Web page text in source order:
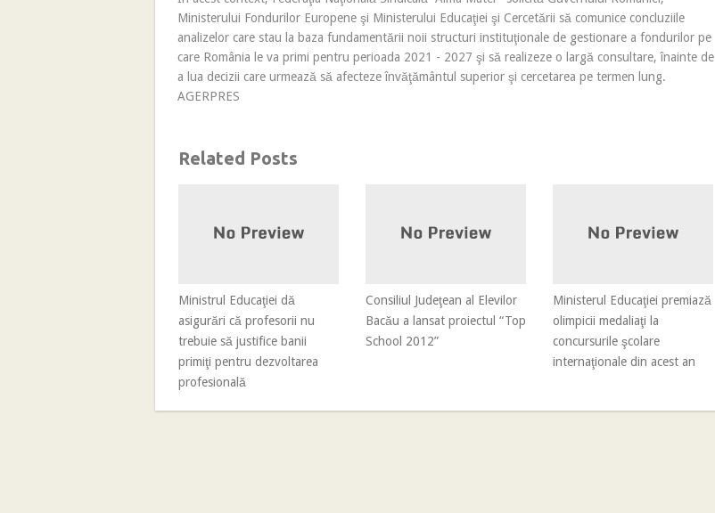
Ministerului Fondurilor Europene şi Ministerului Educaţiei şi Cercetării să comunice concluziile
analizelor care stau la baza fundamentării noii structuri instituţionale de gestionare a fondurilor pe
care România le va primi pentru perioada 2021 - 2027 şi să realizeze o largă consultare, înainte de
a lua decizii care urmează să afecteze învăţământul superior şi cercetarea pe termen lung.
AGERPRES
Related Posts
Ministrul Educaţiei dă
asigurări că profesorii nu
trebuie să justifice banii
primiţi pentru dezvoltarea
profesională
Consiliul Judeţean al Elevilor
Bacău a lansat proiectul “Top
School 2012”
Ministerul Educaţiei premiază
olimpicii medaliaţi la
concursurile şcolare
internaţionale din acest an